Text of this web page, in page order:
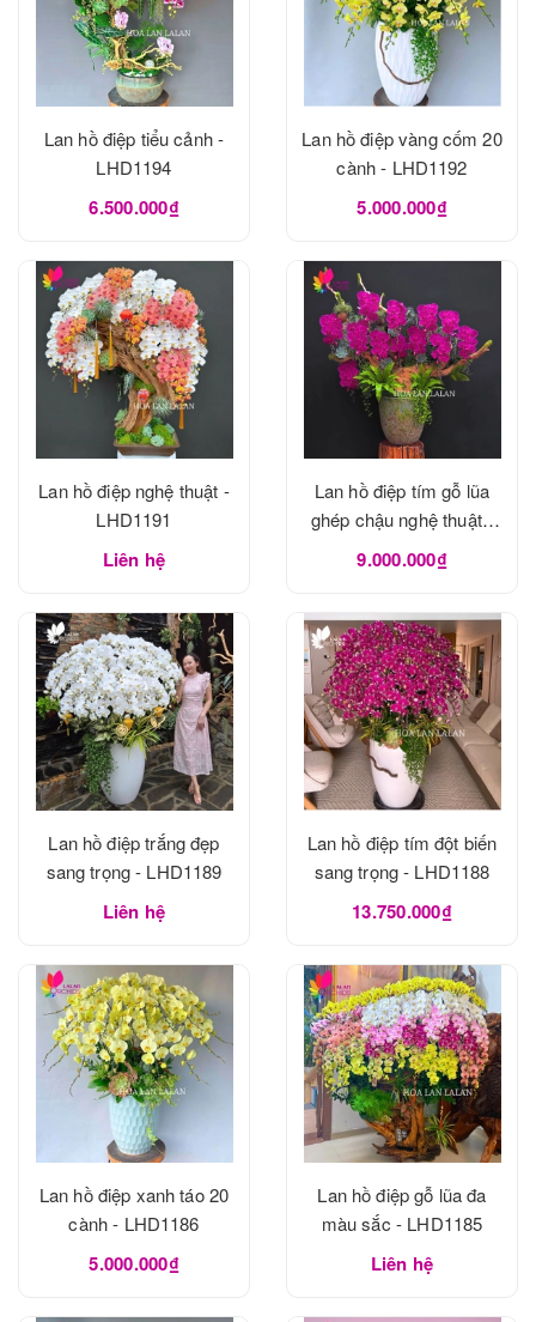
Lan hồ điệp tiểu cảnh -
LHD1194
6.500.000₫
Lan hồ điệp vàng cốm 20
cành - LHD1192
5.000.000₫
Lan hồ điệp nghệ thuật -
LHD1191
Liên hệ
Lan hồ điệp tím gỗ lũa
ghép chậu nghệ thuật -
LHD1190
9.000.000₫
Lan hồ điệp trắng đẹp
sang trọng - LHD1189
Liên hệ
Lan hồ điệp tím đột biến
sang trọng - LHD1188
13.750.000₫
Lan hồ điệp xanh táo 20
cành - LHD1186
5.000.000₫
Lan hồ điệp gỗ lũa đa
màu sắc - LHD1185
Liên hệ